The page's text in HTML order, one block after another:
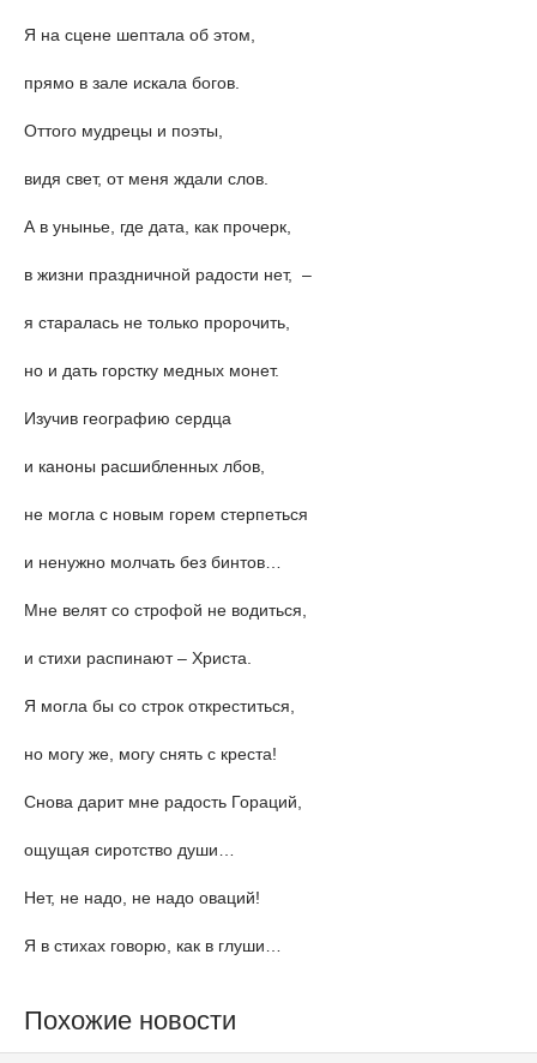
Я на сцене шептала об этом,
прямо в зале искала богов.
Оттого мудрецы и поэты,
видя свет, от меня ждали слов.
А в унынье, где дата, как прочерк,
в жизни праздничной радости нет, –
я старалась не только пророчить,
но и дать горстку медных монет.
Изучив географию сердца
и каноны расшибленных лбов,
не могла с новым горем стерпеться
и ненужно молчать без бинтов…
Мне велят со строфой не водиться,
и стихи распинают – Христа.
Я могла бы со строк откреститься,
но могу же, могу снять с креста!
Снова дарит мне радость Гораций,
ощущая сиротство души…
Нет, не надо, не надо оваций!
Я в стихах говорю, как в глуши…
Похожие новости